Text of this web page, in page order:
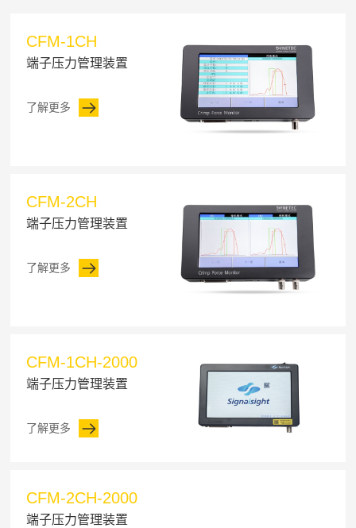
CFM-1CH
端子压力管理装置
了解更多
CFM-2CH
端子压力管理装置
了解更多
CFM-1CH-2000
端子压力管理装置
了解更多
CFM-2CH-2000
端子压力管理装置